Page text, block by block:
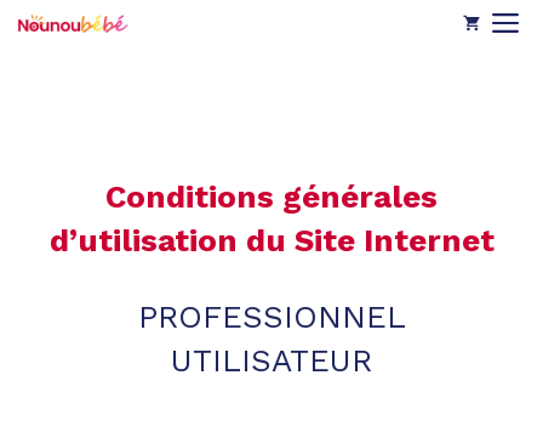
Aller
Conditions générales
d’utilisation du Site Internet
PROFESSIONNEL
UTILISATEUR